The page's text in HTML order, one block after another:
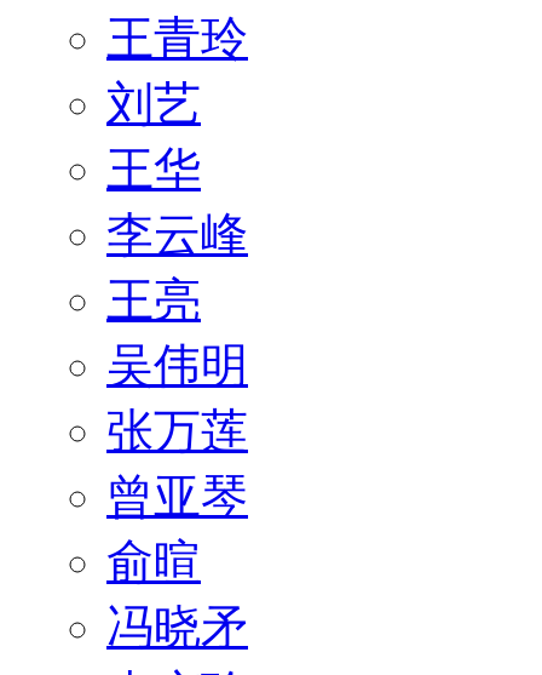
王青玲
刘艺
王华
李云峰
王亮
吴伟明
张万莲
曾亚琴
俞暄
冯晓矛